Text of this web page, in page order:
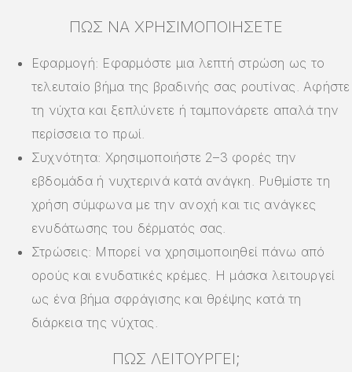
ΠΏΣ ΝΑ ΧΡΗΣΙΜΟΠΟΙΉΣΕΤΕ
Εφαρμογή: Εφαρμόστε μια λεπτή στρώση ως το
τελευταίο βήμα της βραδινής σας ρουτίνας. Αφήστε
τη νύχτα και ξεπλύνετε ή ταμπονάρετε απαλά την
περίσσεια το πρωί.
Συχνότητα: Χρησιμοποιήστε 2–3 φορές την
εβδομάδα ή νυχτερινά κατά ανάγκη. Ρυθμίστε τη
χρήση σύμφωνα με την ανοχή και τις ανάγκες
ενυδάτωσης του δέρματός σας.
Στρώσεις: Μπορεί να χρησιμοποιηθεί πάνω από
ορούς και ενυδατικές κρέμες. Η μάσκα λειτουργεί
ως ένα βήμα σφράγισης και θρέψης κατά τη
διάρκεια της νύχτας.
ΠΏΣ ΛΕΙΤΟΥΡΓΕΊ;